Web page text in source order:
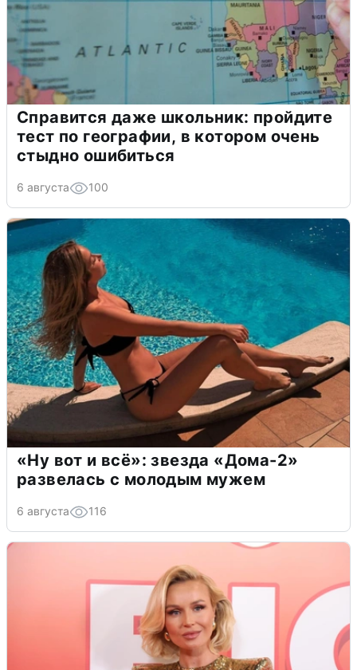
Справится даже школьник: пройдите
тест по географии, в котором очень
стыдно ошибиться
6 августа 100
«Ну вот и всё»: звезда «Дома-2»
развелась с молодым мужем
6 августа 116